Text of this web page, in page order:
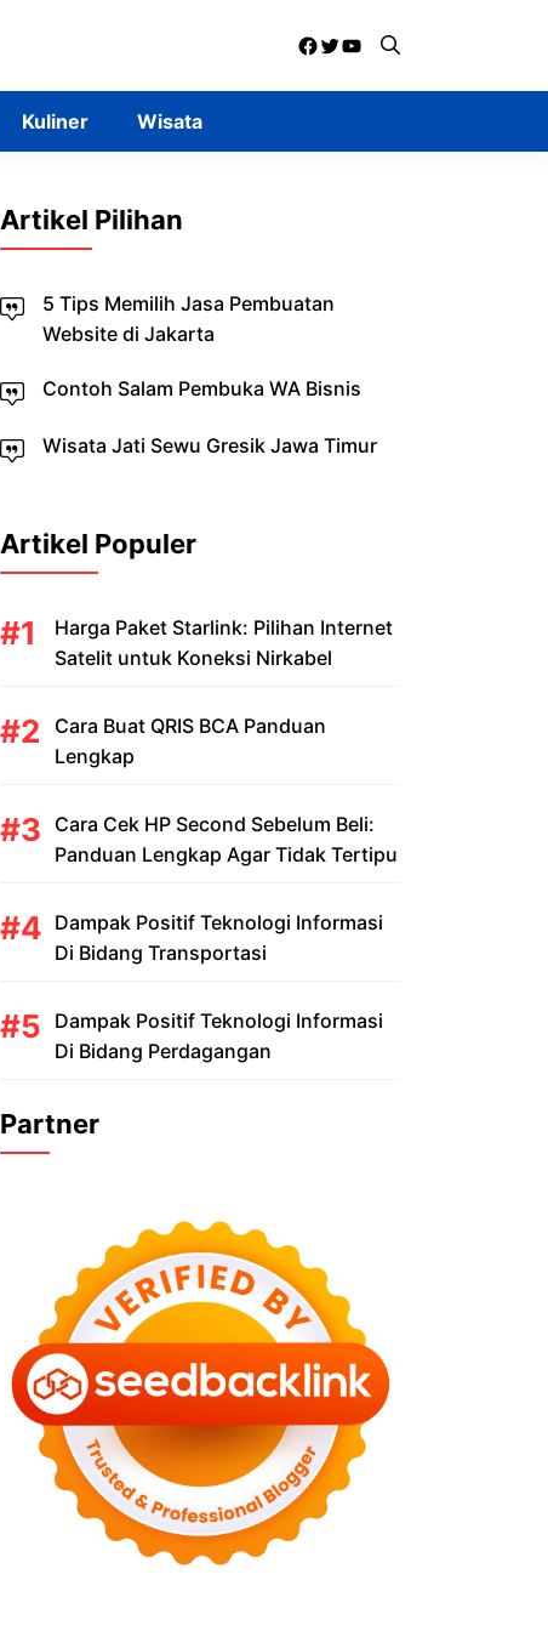
Facebook
Twitter
YouTube
Kuliner Wisata
Artikel Pilihan
5 Tips Memilih Jasa Pembuatan
Website di Jakarta
Contoh Salam Pembuka WA Bisnis
Wisata Jati Sewu Gresik Jawa Timur
Artikel Populer
Harga Paket Starlink: Pilihan Internet
Satelit untuk Koneksi Nirkabel
Cara Buat QRIS BCA Panduan
Lengkap
Cara Cek HP Second Sebelum Beli:
Panduan Lengkap Agar Tidak Tertipu
Dampak Positif Teknologi Informasi
Di Bidang Transportasi
Dampak Positif Teknologi Informasi
Di Bidang Perdagangan
Partner